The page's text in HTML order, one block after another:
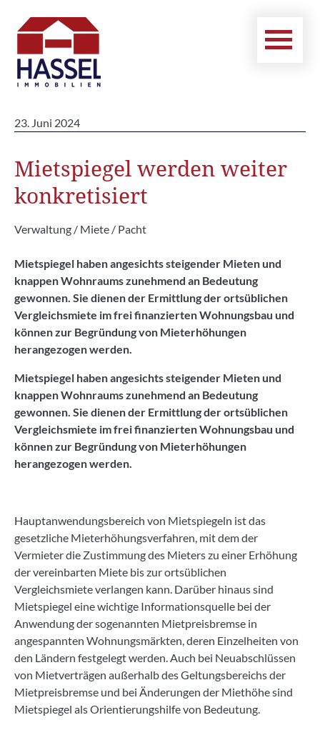
23. Juni 2024
Mietspiegel werden weiter
konkretisiert
Verwaltung / Miete / Pacht
Mietspiegel haben angesichts steigender Mieten und
knappen Wohnraums zunehmend an Bedeutung
gewonnen. Sie dienen der Ermittlung der ortsüblichen
Vergleichsmiete im frei finanzierten Wohnungsbau und
können zur Begründung von Mieterhöhungen
herangezogen werden.
Mietspiegel haben angesichts steigender Mieten und
knappen Wohnraums zunehmend an Bedeutung
gewonnen. Sie dienen der Ermittlung der ortsüblichen
Vergleichsmiete im frei finanzierten Wohnungsbau und
können zur Begründung von Mieterhöhungen
herangezogen werden.
Hauptanwendungsbereich von Mietspiegeln ist das
gesetzliche Mieterhöhungsverfahren, mit dem der
Vermieter die Zustimmung des Mieters zu einer Erhöhung
der vereinbarten Miete bis zur ortsüblichen
Vergleichsmiete verlangen kann. Darüber hinaus sind
Mietspiegel eine wichtige Informationsquelle bei der
Anwendung der sogenannten Mietpreisbremse in
angespannten Wohnungsmärkten, deren Einzelheiten von
den Ländern festgelegt werden. Auch bei Neuabschlüssen
von Mietverträgen außerhalb des Geltungsbereichs der
Mietpreisbremse und bei Änderungen der Miethöhe sind
Mietspiegel als Orientierungshilfe von Bedeutung.